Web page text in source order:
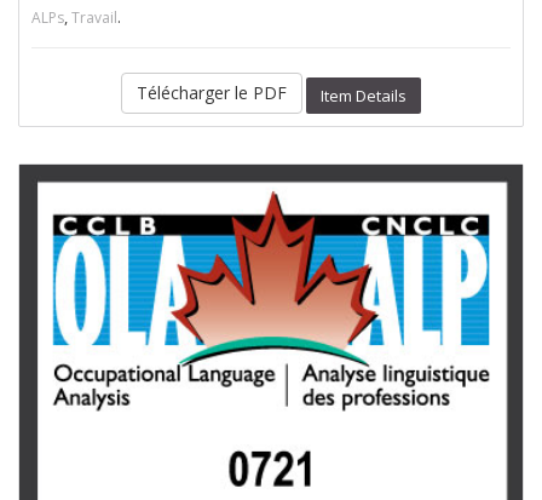
ALPs,Travail.
Télécharger le PDF Item Details